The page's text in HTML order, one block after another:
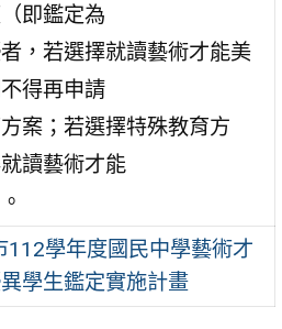
即鑑定為
，若選擇就讀藝術才能美
得再申請
案；若選擇特殊教育方
讀藝術才能
112學年度國民中學藝術才
學生鑑定實施計畫